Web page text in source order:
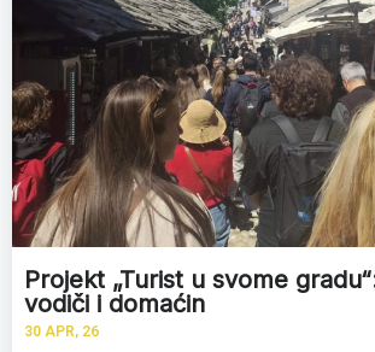
Projekt „Turist u svome
vodiči i domaćin
30 APR, 26